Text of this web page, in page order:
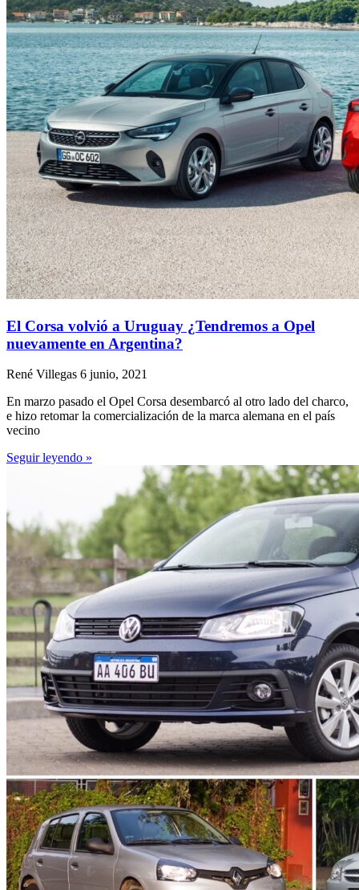
El Corsa volvió a Uruguay ¿Tendremos a Opel
nuevamente en Argentina?
René Villegas 6 junio, 2021
En marzo pasado el Opel Corsa desembarcó al otro lado del charco,
e hizo retomar la comercialización de la marca alemana en el país
vecino
Seguir leyendo »